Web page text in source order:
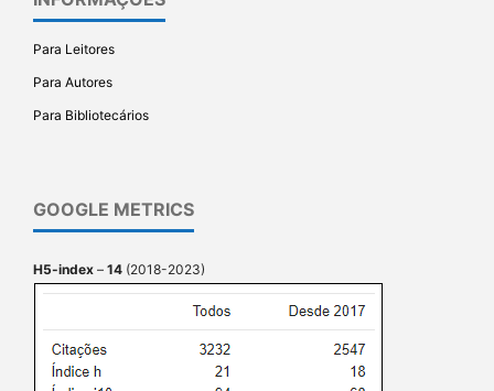
Para Leitores
Para Autores
Para Bibliotecários
GOOGLE METRICS
H5-index – 14 (2018-2023)